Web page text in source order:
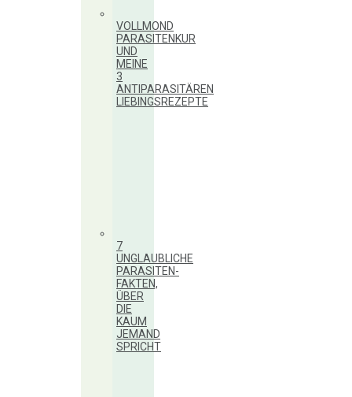
VOLLMOND
PARASITENKUR
UND
MEINE
3
ANTIPARASITÄREN
LIEBINGSREZEPTE
7
UNGLAUBLICHE
PARASITEN-
FAKTEN,
ÜBER
DIE
KAUM
JEMAND
SPRICHT